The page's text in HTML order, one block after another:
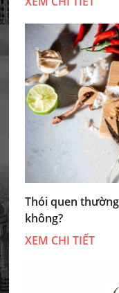
Thói quen
không?
XEM CHI TIẾT